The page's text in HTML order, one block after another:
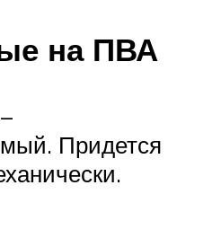
на ПВА
Придется